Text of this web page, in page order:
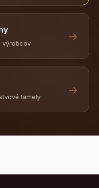
výrobcov
→
lamely
→